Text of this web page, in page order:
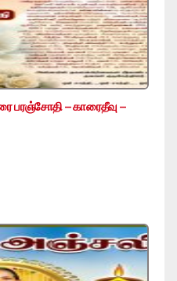
பரஞ்சோதி – காரைதீவு –